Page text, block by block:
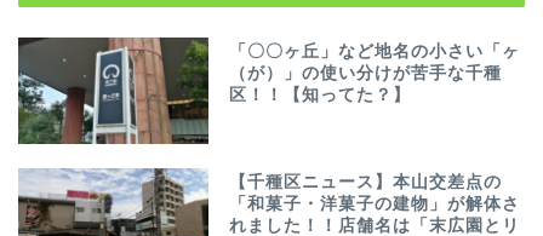
「〇〇ヶ丘」など地名の小さい「ヶ
（が）」の使い分けが苦手な千種
区！！【知ってた？】
【千種区ニュース】本山交差点の
「和菓子・洋菓子の建物」が解体さ
れました！！店舗名は「末広園とリ